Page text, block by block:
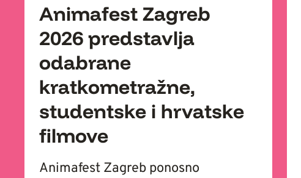
Animafest Zagreb
2026 predstavlja
odabrane
kratkometražne,
studentske i hrvatske
filmove
Animafest Zagreb ponosno